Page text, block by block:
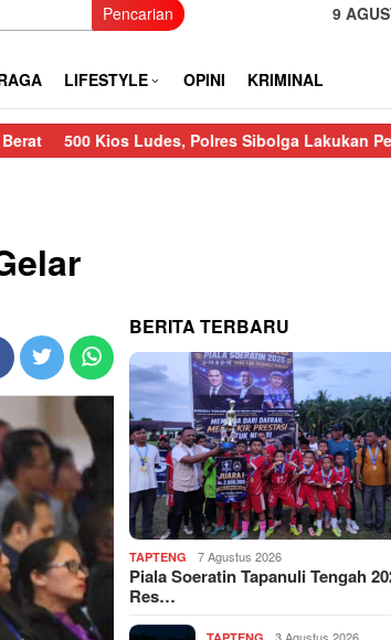
Pencarian 9
LIFESTYLE OPINI KRIMINAL
Ludes, Polres Sibolga Lakukan Pengamanan
BERITA TERBARU
TAPTENG 7 Agustus 2026
Piala Soeratin Tapanuli Tengah
Res…
3 Agustus 2026